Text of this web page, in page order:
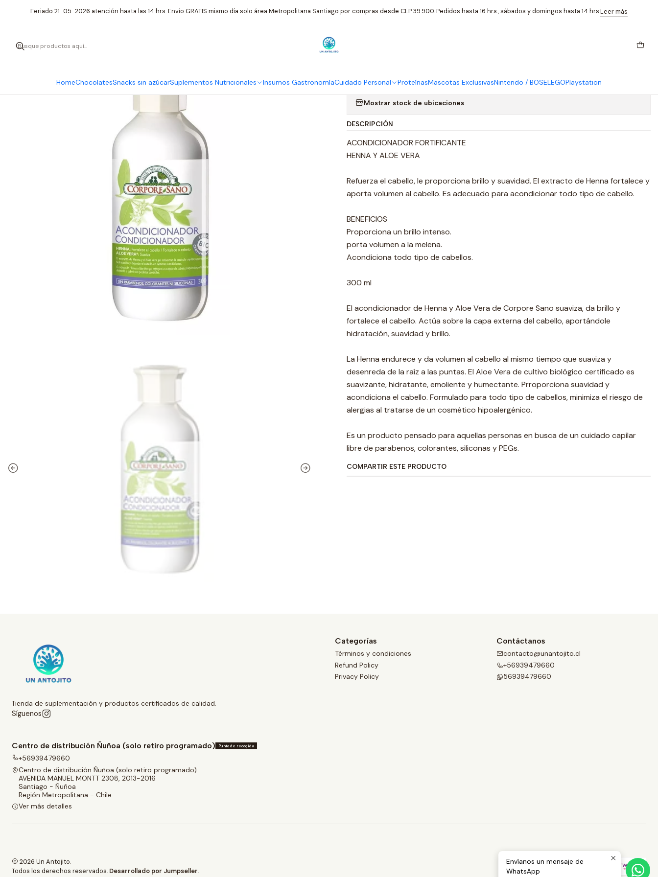
HomeChocolatesSnacks sin azúcarSuplementos Nutricionales Insumos GastronomíaCuidado Personal ProteínasMascotas ExclusivasNintendo / BOSELEGOPlaystation
Feriado 21-05-2026 atención hasta las 14 hrs. Envío GRATIS mismo día solo área Metropolitana Santiago por compras desde CLP 39.900. Pedidos hasta 16 hrs., sábados y domingos hasta 14 hrs.Leer más
Inicio Cuidado Personal Copore Sano Corpore Sano Acondicionador Fortificante Henna Aloe Vera 300
Corpore Sano Acondicionador Fortificante
Mostrar stock de ubicaciones
DESCRIPCIÓN
ACONDICIONADOR FORTIFICANTE
HENNA Y ALOE VERA
Refuerza el cabello, le proporciona brillo y suavidad. El extracto de Henna fortalece y
aporta volumen al cabello. Es adecuado para acondicionar todo tipo de cabello.
BENEFICIOS
Proporciona un brillo intenso.
porta volumen a la melena.
Acondiciona todo tipo de cabellos.
300 ml
El acondicionador de Henna y Aloe Vera de Corpore Sano suaviza, da brillo y
fortalece el cabello. Actúa sobre la capa externa del cabello, aportándole
hidratación, suavidad y brillo.
La Henna endurece y da volumen al cabello al mismo tiempo que suaviza y
desenreda de la raíz a las puntas. El Aloe Vera de cultivo biológico certificado es
suavizante, hidratante, emoliente y humectante. Prroporciona suavidad y
acondiciona el cabello. Formulado para todo tipo de cabellos, minimiza el riesgo de
alergias al tratarse de un cosmético hipoalergénico.
Es un producto pensado para aquellas personas en busca de un cuidado capilar
libre de parabenos, colorantes, siliconas y PEGs.
COMPARTIR ESTE PRODUCTO
Tienda de suplementación y productos certificados de calidad.
Síguenos
Categorías
Términos y condiciones
Refund Policy
Privacy Policy
Contáctanos
contacto@unantojito.cl
+56939479660
56939479660
Centro de distribución Ñuñoa (solo retiro programado) Punto de recogida
+56939479660
Centro de distribución Ñuñoa (solo retiro programado)
AVENIDA MANUEL MONTT 2308, 2013-2016
Santiago - Ñuñoa
Región Metropolitana - Chile
Ver más detalles
2026 Un Antojito.
Todos los derechos reservados. Desarrollado por Jumpseller.
Envíanos un mensaje de
WhatsApp